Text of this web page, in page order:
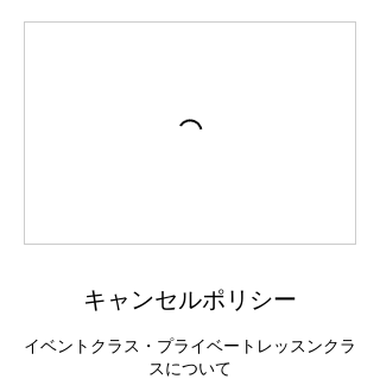
キャンセルポリシー
イベントクラス・プライベートレッスンクラ
スについて